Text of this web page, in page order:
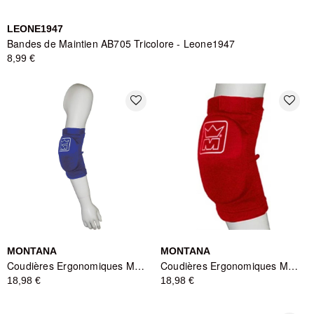
LEONE1947
Bandes de Maintien AB705 Tricolore - Leone1947
8,99 €
favorite_border
MONTANA
Coudières Ergonomiques Montana ELBOWGUARD Cotton Blue
18,98 €
favorite_border
MONTANA
Coudières Ergonomiques Montana ELBOWGUARD Cotton - Rouge
18,98 €